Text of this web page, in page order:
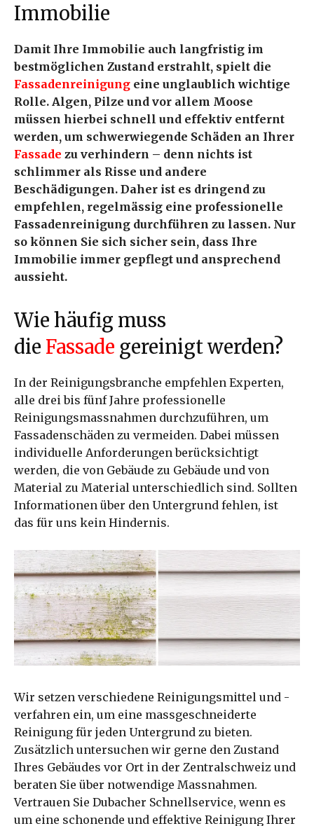
Immobilie
Damit Ihre Immobilie auch langfristig im
bestmöglichen Zustand erstrahlt, spielt die
Fassadenreinigung eine unglaublich wichtige
Rolle. Algen, Pilze und vor allem Moose
müssen hierbei schnell und effektiv entfernt
werden, um schwerwiegende Schäden an Ihrer
Fassade zu verhindern – denn nichts ist
schlimmer als Risse und andere
Beschädigungen. Daher ist es dringend zu
empfehlen, regelmässig eine professionelle
Fassadenreinigung durchführen zu lassen. Nur
so können Sie sich sicher sein, dass Ihre
Immobilie immer gepflegt und ansprechend
aussieht.
Wie häufig muss
die Fassade gereinigt werden?
In der Reinigungsbranche empfehlen Experten,
alle drei bis fünf Jahre professionelle
Reinigungsmassnahmen durchzuführen, um
Fassadenschäden zu vermeiden. Dabei müssen
individuelle Anforderungen berücksichtigt
werden, die von Gebäude zu Gebäude und von
Material zu Material unterschiedlich sind. Sollten
Informationen über den Untergrund fehlen, ist
das für uns kein Hindernis.
Wir setzen verschiedene Reinigungsmittel und -
verfahren ein, um eine massgeschneiderte
Reinigung für jeden Untergrund zu bieten.
Zusätzlich untersuchen wir gerne den Zustand
Ihres Gebäudes vor Ort in der Zentralschweiz und
beraten Sie über notwendige Massnahmen.
Vertrauen Sie Dubacher Schnellservice, wenn es
um eine schonende und effektive Reinigung Ihrer